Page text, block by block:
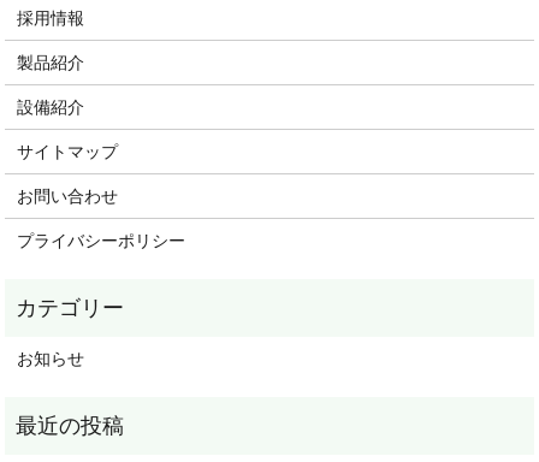
採用情報
製品紹介
設備紹介
サイトマップ
お問い合わせ
プライバシーポリシー
お知らせ